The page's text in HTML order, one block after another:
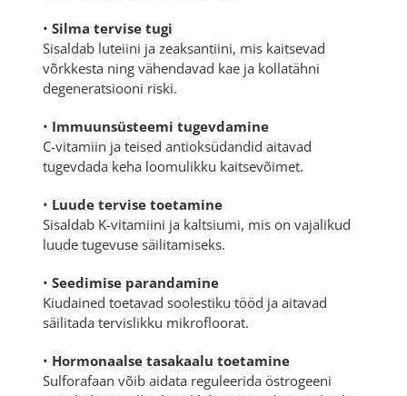
• Silma tervise tugi
Sisaldab luteiini ja zeaksantiini, mis kaitsevad
võrkkesta ning vähendavad kae ja kollatähni
degeneratsiooni riski.
• Immuunsüsteemi tugevdamine
C-vitamiin ja teised antioksüdandid aitavad
tugevdada keha loomulikku kaitsevõimet.
• Luude tervise toetamine
Sisaldab K-vitamiini ja kaltsiumi, mis on vajalikud
luude tugevuse säilitamiseks.
• Seedimise parandamine
Kiudained toetavad soolestiku tööd ja aitavad
säilitada tervislikku mikrofloorat.
• Hormonaalse tasakaalu toetamine
Sulforafaan võib aidata reguleerida östrogeeni